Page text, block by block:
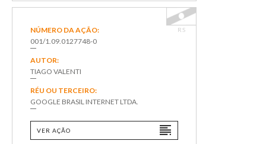
RS
NÚMERO DA AÇÃO:
001/1.09.0127748-0
AUTOR:
TIAGO VALENTI
RÉU OU TERCEIRO:
GOOGLE BRASIL INTERNET LTDA.
VER AÇÃO